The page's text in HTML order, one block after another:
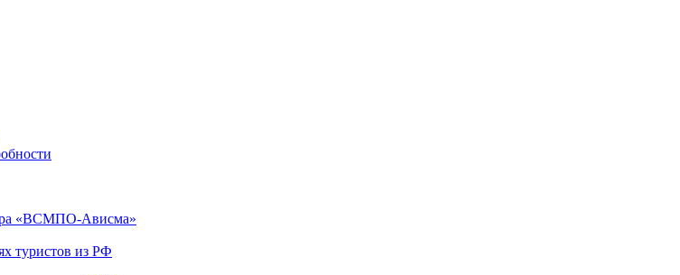
«ВСМПО-Ависма»
туристов из РФ